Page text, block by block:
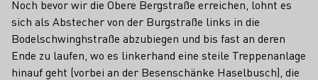
Noch bevor wir die Obere Bergstraße erreichen, lohnt es
sich als Abstecher von der Burgstraße links in die
Bodelschwinghstraße abzubiegen und bis fast an deren
Ende zu laufen, wo es linkerhand eine steile Treppenanlage
hinauf geht (vorbei an der Besenschänke Haselbusch), die